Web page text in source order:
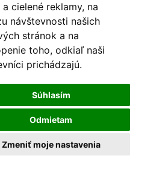
cielené reklamy, na
návštevnosti našich
stránok a na
toho, odkiaľ naši
prichádzajú.
Súhlasím
Odmietam
Zmeniť moje nastavenia
zaoberajúca sa dovozom a
dizajnového aj štýlového
a dekorácií.
republika
12 Loděnice u Berouna
Slovensko
02 Závažná Poruba